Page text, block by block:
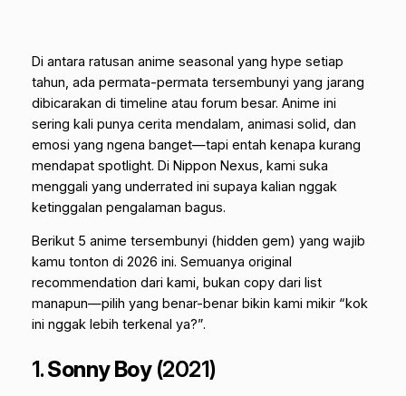
Di antara ratusan anime seasonal yang hype setiap
tahun, ada permata-permata tersembunyi yang jarang
dibicarakan di timeline atau forum besar. Anime ini
sering kali punya cerita mendalam, animasi solid, dan
emosi yang ngena banget—tapi entah kenapa kurang
mendapat spotlight. Di Nippon Nexus, kami suka
menggali yang underrated ini supaya kalian nggak
ketinggalan pengalaman bagus.
Berikut 5 anime tersembunyi (hidden gem) yang wajib
kamu tonton di 2026 ini. Semuanya original
recommendation dari kami, bukan copy dari list
manapun—pilih yang benar-benar bikin kami mikir “kok
ini nggak lebih terkenal ya?”.
1.Sonny Boy(2021)